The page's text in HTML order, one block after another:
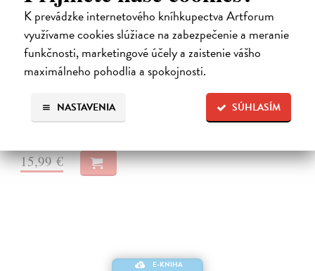
K prevádzke internetového kníhkupectva Artforum
využívame cookies slúžiace na zabezpečenie a meranie
funkčnosti, marketingové účely a zaistenie vášho
maximálneho pohodlia a spokojnosti.
SÚHLASÍM
NASTAVENIA
Systémy něhy
Šindelka Marek| Elektronická kniha
Román o křehkosti, opakování a hledání lidskosti ve světě, který
připomíná stroj Mladá pianistka Ada Fischerová má všechno, co by
mohlo působit jako začátek výjimečné kariéry. Talent, disciplínu i
směr.…
15,99 €
E-KNIHA